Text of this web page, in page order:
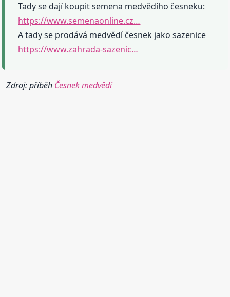
Tady se dají koupit semena medvědího česneku:
https://www.semenaonline.cz…
A tady se prodává medvědí česnek jako sazenice
https://www.zahrada-sazenic…
Zdroj: příběh Česnek medvědí